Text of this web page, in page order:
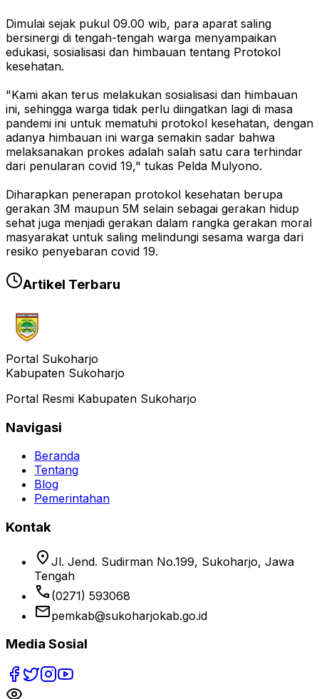
Dimulai sejak pukul 09.00 wib, para aparat saling
bersinergi di tengah-tengah warga menyampaikan
edukasi, sosialisasi dan himbauan tentang Protokol
kesehatan.
"Kami akan terus melakukan sosialisasi dan himbauan
ini, sehingga warga tidak perlu diingatkan lagi di masa
pandemi ini untuk mematuhi protokol kesehatan, dengan
adanya himbauan ini warga semakin sadar bahwa
melaksanakan prokes adalah salah satu cara terhindar
dari penularan covid 19," tukas Pelda Mulyono.
Diharapkan penerapan protokol kesehatan berupa
gerakan 3M maupun 5M selain sebagai gerakan hidup
sehat juga menjadi gerakan dalam rangka gerakan moral
masyarakat untuk saling melindungi sesama warga dari
resiko penyebaran covid 19.
Artikel Terbaru
Portal Sukoharjo
Kabupaten Sukoharjo
Portal Resmi Kabupaten Sukoharjo
Navigasi
Beranda
Tentang
Blog
Pemerintahan
Kontak
location_on Jl. Jend. Sudirman No.199, Sukoharjo, Jawa
Tengah
phone (0271) 593068
emailpemkab@sukoharjokab.go.id
Media Sosial